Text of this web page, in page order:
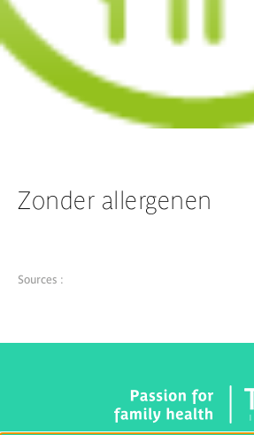
Zonder allergenen
Sources :